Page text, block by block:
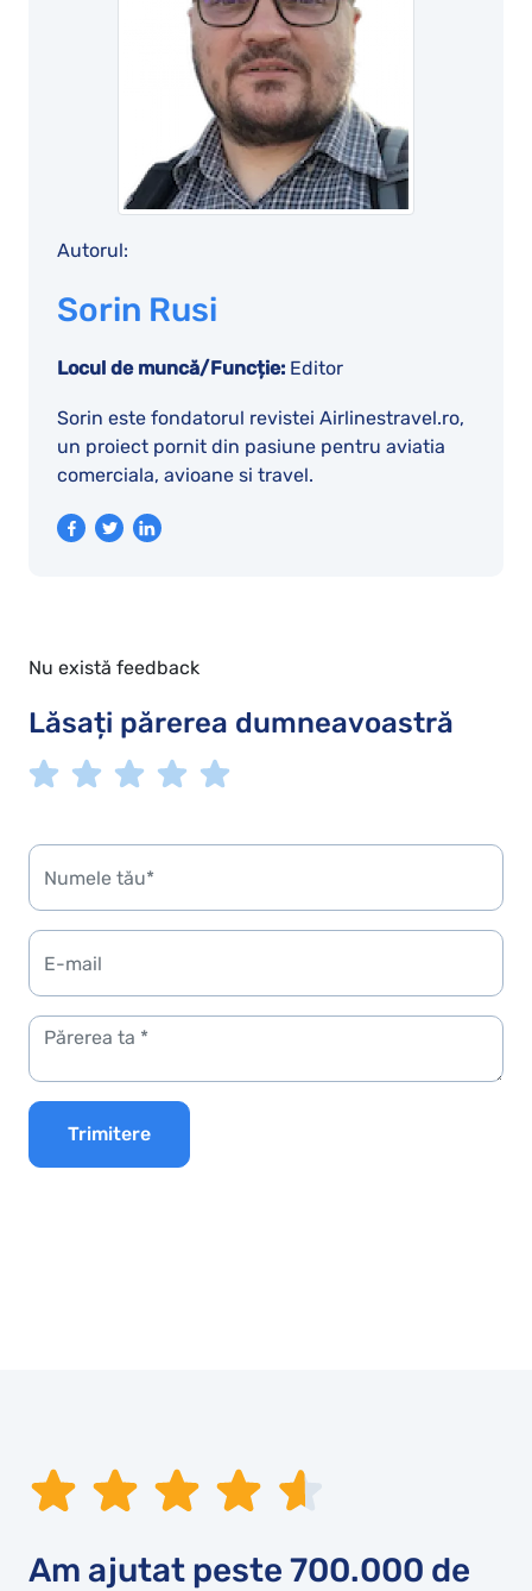
Autorul:
Sorin Rusi
Locul de muncă/Funcție: Editor
Sorin este fondatorul revistei Airlinestravel.ro,
un proiect pornit din pasiune pentru aviatia
comerciala, avioane si travel.
Nu există feedback
Lăsați părerea dumneavoastră
Trimitere
Am ajutat peste 700.000 de